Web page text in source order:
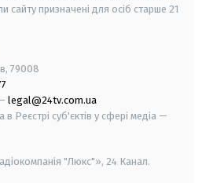
сайту призначені для осіб старше 21
79008
legal@24tv.com.ua
Реєстрі суб'єктів у сфері медіа —
"Люкс"», 24 Канал.